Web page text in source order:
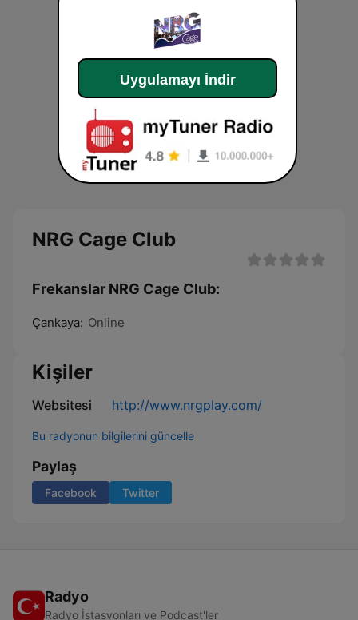
NRG Cage Club
Frekanslar NRG Cage Club:
Çankaya: Online
Kişiler
Websitesi http://www.nrgplay.com/
Bu radyonun bilgilerini güncelle
Paylaş
Facebook Twitter
Radyo
Radyo İstasyonları ve Podcast'ler
Uygulamayı İndir